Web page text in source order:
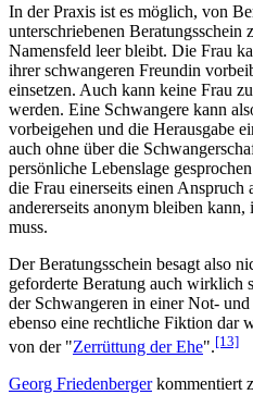
In der Praxis ist es möglich, von
unterschriebenen Beratungsschein
Namensfeld leer bleibt. Die Frau
ihrer schwangeren Freundin
einsetzen. Auch kann keine Frau
werden. Eine Schwangere kann
vorbeigehen und die Herausgabe
auch ohne über die
persönliche Lebenslage
die Frau einerseits einen Anspruch
andererseits anonym bleiben
muss.
Der Beratungsschein besagt also
geforderte Beratung auch wirklich
der Schwangeren in einer Not-
ebenso eine rechtliche Fiktion dar
von der "Zerrüttung der Ehe".[13]
Georg Friedenbergerkommentiert